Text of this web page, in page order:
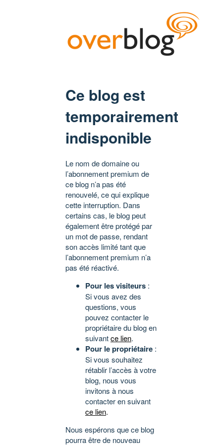
Ce blog est
temporairement
indisponible
Le nom de domaine ou
l’abonnement premium de
ce blog n’a pas été
renouvelé, ce qui explique
cette interruption. Dans
certains cas, le blog peut
également être protégé par
un mot de passe, rendant
son accès limité tant que
l’abonnement premium n’a
pas été réactivé.
Pour les visiteurs :
Si vous avez des
questions, vous
pouvez contacter le
propriétaire du blog en
suivantce lien.
Pour le propriétaire :
Si vous souhaitez
rétablir l’accès à votre
blog, nous vous
invitons à nous
contacter en suivant
ce lien.
Nous espérons que ce blog
pourra être de nouveau